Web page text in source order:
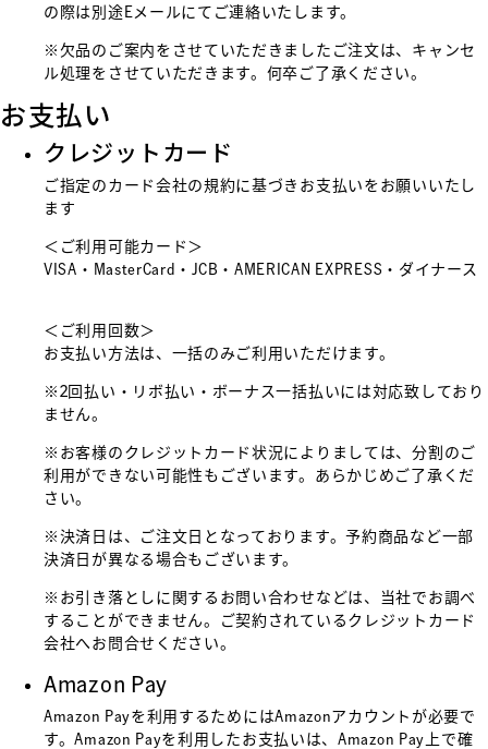
の際は別途Eメールにてご連絡いたします。
※欠品のご案内をさせていただきましたご注文は、キャンセ
ル処理をさせていただきます。何卒ご了承ください。
お支払い
クレジットカード
ご指定のカード会社の規約に基づきお支払いをお願いいたし
ます
＜ご利用可能カード＞
VISA・MasterCard・JCB・AMERICAN EXPRESS・ダイナース
＜ご利用回数＞
お支払い方法は、一括のみご利用いただけます。
※2回払い・リボ払い・ボーナス一括払いには対応致しており
ません。
※お客様のクレジットカード状況によりましては、分割のご
利用ができない可能性もございます。あらかじめご了承くだ
さい。
※決済日は、ご注文日となっております。予約商品など一部
決済日が異なる場合もございます。
※お引き落としに関するお問い合わせなどは、当社でお調べ
することができません。ご契約されているクレジットカード
会社へお問合せください。
Amazon Pay
Amazon Payを利用するためにはAmazonアカウントが必要で
す。Amazon Payを利用したお支払いは、Amazon Pay上で確